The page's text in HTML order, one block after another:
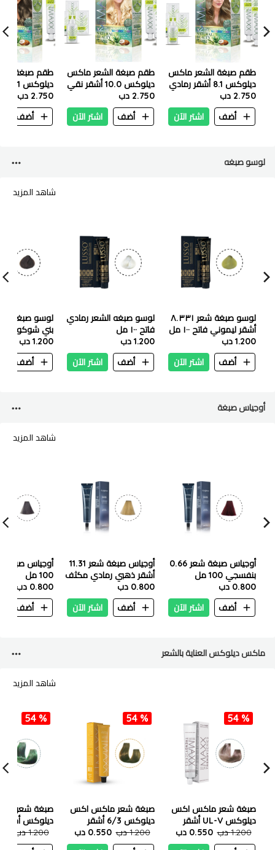
طقم صبغة الشعر ماكس
ديلوكس 8.1 أشقر رمادي
فاتح
2.750 دب
أضف
اشتر الآن
طقم صبغة الشعر ماكس
ديلوكس 10.0 أشقر نقي
2.750 دب
أضف
اشتر الآن
طقم صبغة
زيتوني فاتح
2.750 دب
أضف
لوسو صبغه
شاهد المزيد
لوسو صبغة شعر ٨.٣٣١
أشقر ليموني فاتح ١٠٠ مل
1.200 دب
أضف
اشتر الآن
لوسو صبغه الشعر رمادي
فاتح ١٠٠ مل
1.200 دب
أضف
اشتر الآن
مل
1.200 دب
أضف
أوجياس صبغة
شاهد المزيد
أوجياس صبغة شعر 0.66
بنفسجي 100 مل
0.800 دب
أضف
اشتر الآن
أوجياس صبغة شعر 11.31
أشقر ذهبي رمادي مكثف
100 مل
0.800 دب
أضف
اشتر الآن
أوجياس صبغة
100 مل
0.800 دب
أضف
ماكس ديلوكس العناية بالشعر
شاهد المزيد
54 %
صبغة شعر ماكس اكس
ديلوكس UL-V أشقر
بنفسجي مكثف 100 مل
1.200 دب
0.550 دب
54 %
صبغة شعر ماكس اكس
ديلوكس 6/3 أشقر
ذهبي غامق 100 مل
1.200 دب
0.550 دب
54 %
صبغة شعر
ديلوكس أخضر 100 مل
1.200 دب